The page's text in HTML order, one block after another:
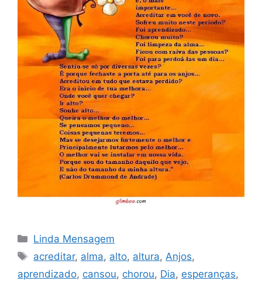
Categorias
Linda Mensagem
Tags
acreditar, alma, alto, altura,Anjos,
aprendizado, cansou, chorou, Dia, esperanças,